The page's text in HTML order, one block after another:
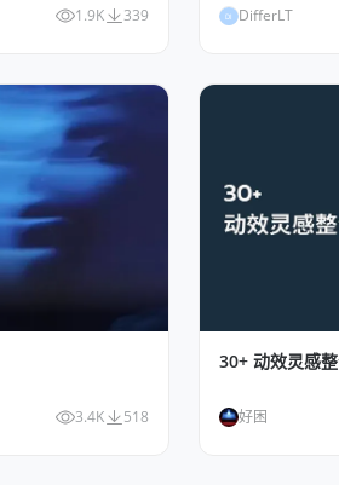
1.9K 339 DI DifferLT
3.4K 518
30+ 动效灵感
好困